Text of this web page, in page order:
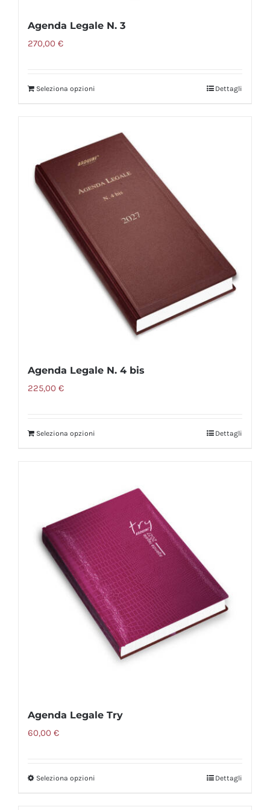
Agenda Legale N. 3
270,00 €
Seleziona opzioni Dettagli
Agenda Legale N. 4 bis
225,00 €
Seleziona opzioni Dettagli
Agenda Legale Try
60,00 €
Seleziona opzioni Dettagli